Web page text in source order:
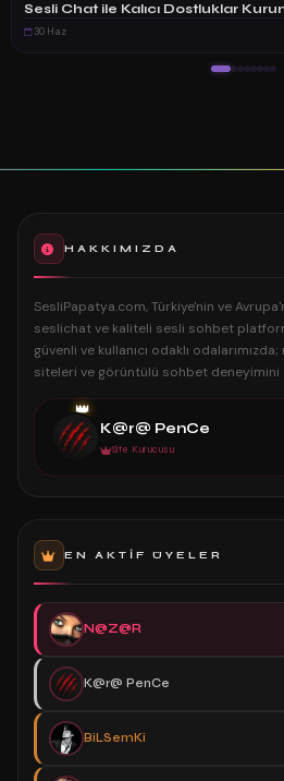
Sesli Chat ile Kalıcı Dostluklar
30 Haz
HAKKIMIZDA
SesliPapatya.com, Türkiye'nin ve
seslichat ve kaliteli sesli sohbet
güvenli ve kullanıcı odaklı
siteleri ve görüntülü sohbet deneyimini
👑
K@r@ PenCe
Site Kurucusu
EN AKTIF ÜYELER
N@Z@R
K@r@ PenCe
BiLSemKi